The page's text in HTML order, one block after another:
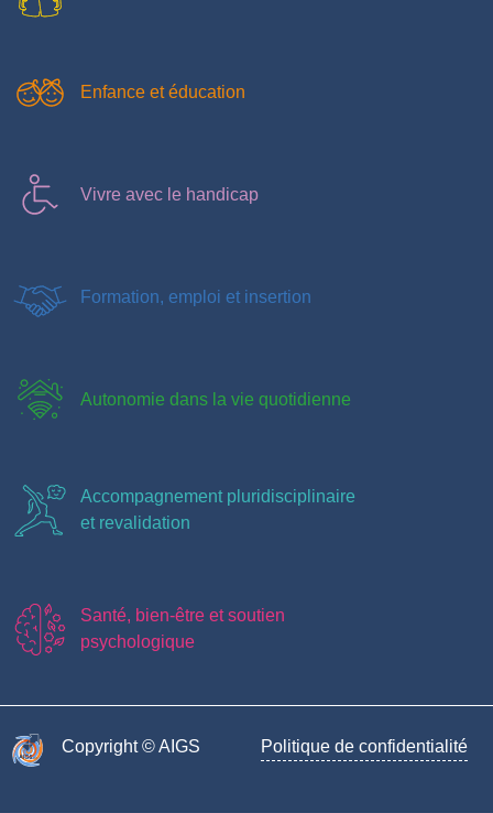
Enfance et éducation
Vivre avec le handicap
Formation, emploi et insertion
Autonomie dans la vie quotidienne
Accompagnement pluridisciplinaire
et revalidation
Santé, bien-être et soutien
psychologique
Copyright © AIGS​ Politique de confidentialité